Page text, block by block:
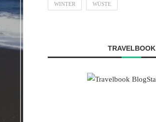
WINTER WÜSTE
TRAVELBOOK